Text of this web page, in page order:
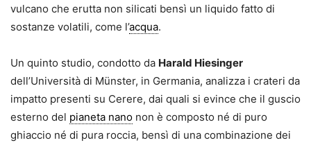
vulcano che erutta non silicati bensì un liquido fatto di
sostanze volatili, come l’acqua.
Un quinto studio, condotto da Harald Hiesinger
dell’Università di Münster, in Germania, analizza i crateri da
impatto presenti su Cerere, dai quali si evince che il guscio
esterno del pianeta nano non è composto né di puro
ghiaccio né di pura roccia, bensì di una combinazione dei